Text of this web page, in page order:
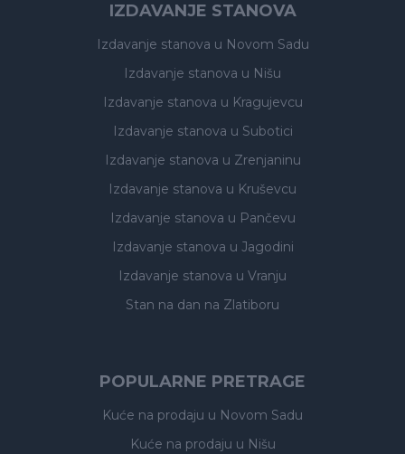
IZDAVANJE STANOVA
Izdavanje stanova u Novom Sadu
Izdavanje stanova u Nišu
Izdavanje stanova u Kragujevcu
Izdavanje stanova u Subotici
Izdavanje stanova u Zrenjaninu
Izdavanje stanova u Kruševcu
Izdavanje stanova u Pančevu
Izdavanje stanova u Jagodini
Izdavanje stanova u Vranju
Stan na dan na Zlatiboru
POPULARNE PRETRAGE
Kuće na prodaju u Novom Sadu
Kuće na prodaju u Nišu